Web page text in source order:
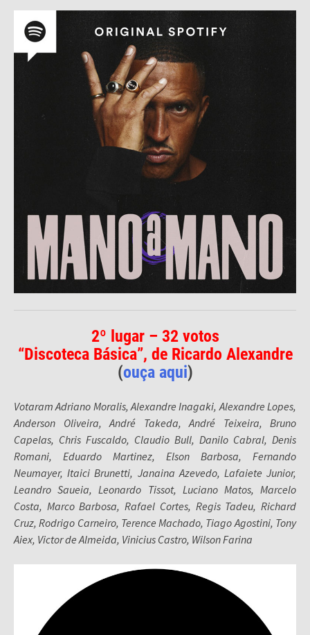
2º lugar – 32 votos
“Discoteca Básica”, de Ricardo Alexandre
(ouça aqui)
Votaram Adriano Moralis, Alexandre Inagaki, Alexandre Lopes,
Anderson Oliveira, André Takeda, André Teixeira, Bruno
Capelas, Chris Fuscaldo, Claudio Bull, Danilo Cabral, Denis
Romani, Eduardo Martinez, Elson Barbosa, Fernando
Neumayer, Itaici Brunetti, Janaina Azevedo, Lafaiete Junior,
Leandro Saueia, Leonardo Tissot, Luciano Matos, Marcelo
Costa, Marco Barbosa, Rafael Cortes, Regis Tadeu, Richard
Cruz, Rodrigo Carneiro, Terence Machado, Tiago Agostini, Tony
Aiex, Victor de Almeida, Vinicius Castro, Wilson Farina